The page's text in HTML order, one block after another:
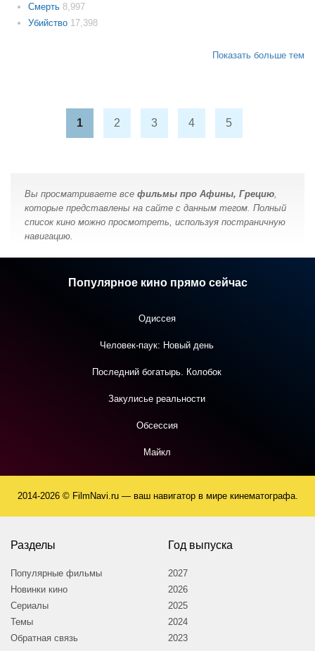
Смерть 8,997
Убийство 17,398
Показать больше тем
1 2 3 4 5
Вы просматриваете все фильмы про Афины, Грецию,
которые представлены на сайте с данным тегом. Полный
список кино можно просмотреть, используя постраничную
навигацию.
Популярное кино прямо сейчас
Одиссея
Человек-паук: Новый день
Последний богатырь. Колобок
Закулисье реальности
Обсессия
Майкл
2014-2026 © FilmNavi.ru — ваш навигатор в мире кинематографа.
Разделы
Популярные фильмы
Новинки кино
Сериалы
Темы
Обратная связь
Год выпуска
2027
2026
2025
2024
2023